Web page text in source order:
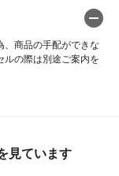
商品の手配ができな
ルの際は別途ご案内を
見ています